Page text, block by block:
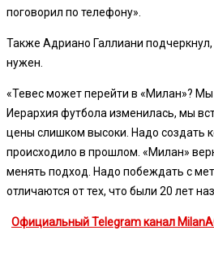
поговорил по телефону».
Также Адриано Галлиани
нужен.
«Тевес может перейти в «Милан»?
Иерархия футбола изменилась, мы
цены слишком высоки. Надо создать
происходило в прошлом. «Милан»
менять подход. Надо побеждать с
отличаются от тех, что были 20 лет
Официальный Telegram канал